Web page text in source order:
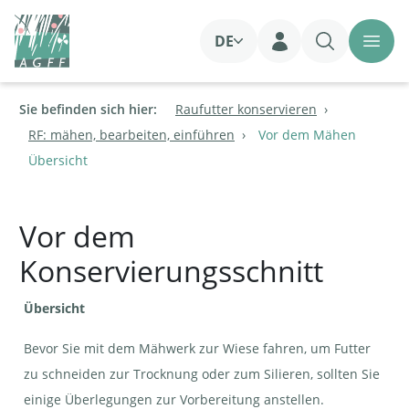
DE
Login
Sie befinden sich hier:
Raufutter konservieren
RF: mähen, bearbeiten, einführen
Vor dem Mähen
Übersicht
Vor dem
Konservierungsschnitt
Übersicht
Bevor Sie mit dem Mähwerk zur Wiese fahren, um Futter
zu schneiden zur Trocknung oder zum Silieren, sollten Sie
einige Überlegungen zur Vorbereitung anstellen.